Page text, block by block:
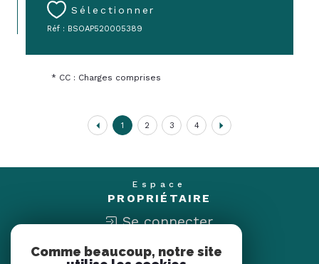
Sélectionner
Réf : BSOAP520005389
* CC : Charges comprises
1 2 3 4
Espace
PROPRIÉTAIRE
Se connecter
Nous
Comme beaucoup, notre site